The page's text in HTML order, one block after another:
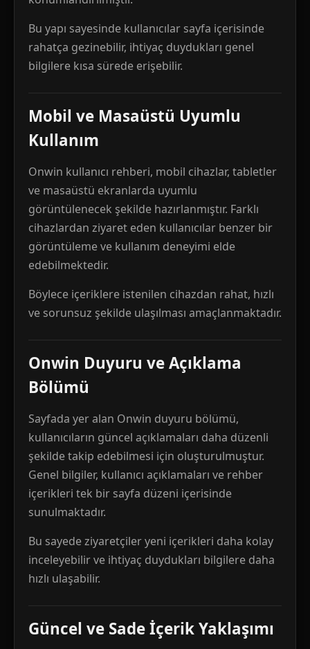
Bu yapı sayesinde kullanıcılar sayfa içerisinde
rahatça gezinebilir, ihtiyaç duydukları genel
bilgilere kısa sürede erişebilir.
Mobil ve Masaüstü Uyumlu
Kullanım
Onwin kullanıcı rehberi, mobil cihazlar, tabletler
ve masaüstü ekranlarda uyumlu
görüntülenecek şekilde hazırlanmıştır. Farklı
cihazlardan ziyaret eden kullanıcılar benzer bir
görüntüleme ve kullanım deneyimi elde
edebilmektedir.
Böylece içeriklere istenilen cihazdan rahat, hızlı
ve sorunsuz şekilde ulaşılması amaçlanmaktadır.
Onwin Duyuru ve Açıklama
Bölümü
Sayfada yer alan Onwin duyuru bölümü,
kullanıcıların güncel açıklamaları daha düzenli
şekilde takip edebilmesi için oluşturulmuştur.
Genel bilgiler, kullanıcı açıklamaları ve rehber
içerikleri tek bir sayfa düzeni içerisinde
sunulmaktadır.
Bu sayede ziyaretçiler yeni içerikleri daha kolay
inceleyebilir ve ihtiyaç duydukları bilgilere daha
hızlı ulaşabilir.
Güncel ve Sade İçerik Yaklaşımı